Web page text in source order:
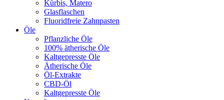
Kürbis, Matero
Glasflaschen
Fluoridfreie Zahnpasten
Öle
Pflanzliche Öle
100% ätherische Öle
Kaltgepresste Öle
Ätherische Öle
Öl-Extrakte
CBD-Öl
Kaltgepresste Öle